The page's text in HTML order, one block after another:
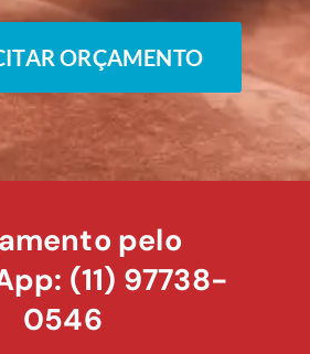
ORÇAMENTO
pelo
(11) 97738-
0546